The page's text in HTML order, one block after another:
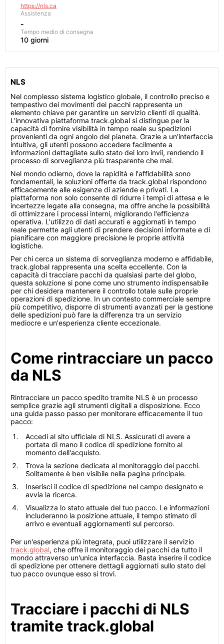
https://nls.ca
Assistenza
-
Tempo medio di consegna
10 giorni
NLS
Nel complesso sistema logistico globale, il controllo preciso e
tempestivo dei movimenti dei pacchi rappresenta un
elemento chiave per garantire un servizio clienti di qualità.
L'innovativa piattaforma track.global si distingue per la
capacità di fornire visibilità in tempo reale su spedizioni
provenienti da ogni angolo del pianeta. Grazie a un'interfaccia
intuitiva, gli utenti possono accedere facilmente a
informazioni dettagliate sullo stato dei loro invii, rendendo il
processo di sorveglianza più trasparente che mai.
Nel mondo odierno, dove la rapidità e l'affidabilità sono
fondamentali, le soluzioni offerte da track.global rispondono
efficacemente alle esigenze di aziende e privati. La
piattaforma non solo consente di ridurre i tempi di attesa e le
incertezze legate alla consegna, ma offre anche la possibilità
di ottimizzare i processi interni, migliorando l'efficienza
operativa. L'utilizzo di dati accurati e aggiornati in tempo
reale permette agli utenti di prendere decisioni informate e di
pianificare con maggiore precisione le proprie attività
logistiche.
Per chi cerca un sistema di sorveglianza moderno e affidabile,
track.global rappresenta una scelta eccellente. Con la
capacità di tracciare pacchi da qualsiasi parte del globo,
questa soluzione si pone come uno strumento indispensabile
per chi desidera mantenere il controllo totale sulle proprie
operazioni di spedizione. In un contesto commerciale sempre
più competitivo, disporre di strumenti avanzati per la gestione
delle spedizioni può fare la differenza tra un servizio
mediocre e un'esperienza cliente eccezionale.
Come rintracciare un pacco
da NLS
Rintracciare un pacco spedito tramite NLS è un processo
semplice grazie agli strumenti digitali a disposizione. Ecco
una guida passo passo per monitorare efficacemente il tuo
pacco:
Accedi al sito ufficiale di NLS. Assicurati di avere a
portata di mano il codice di spedizione fornito al
momento dell'acquisto.
Trova la sezione dedicata al monitoraggio dei pacchi.
Solitamente è ben visibile nella pagina principale.
Inserisci il codice di spedizione nel campo designato e
avvia la ricerca.
Visualizza lo stato attuale del tuo pacco. Le informazioni
includeranno la posizione attuale, il tempo stimato di
arrivo e eventuali aggiornamenti sul percorso.
Per un'esperienza più integrata, puoi utilizzare il servizio
track.global, che offre il monitoraggio dei pacchi da tutto il
mondo attraverso un'unica interfaccia. Basta inserire il codice
di spedizione per ottenere dettagli aggiornati sullo stato del
tuo pacco ovunque esso si trovi.
Tracciare i pacchi di NLS
tramite track.global